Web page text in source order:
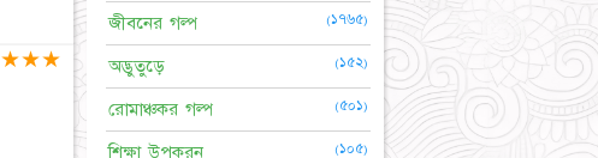
★★★
জীবনের গল্প (১৭৬৫)
অদ্ভুতুড়ে (১৫২)
রোমাঞ্চকর গল্প (৫০১)
শিক্ষা উপকরন (১০৫)